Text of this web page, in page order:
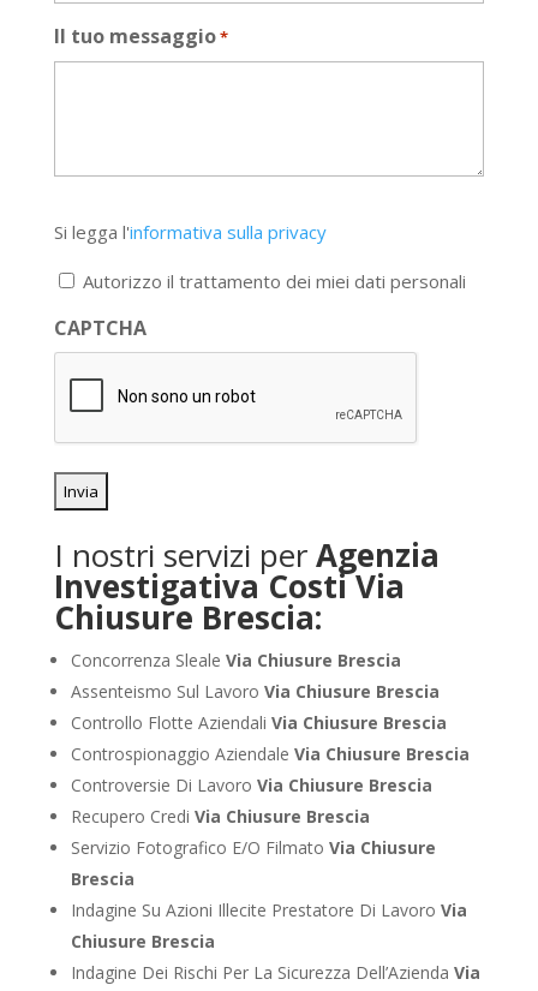
Il tuo messaggio*
legga
l'informativa
privacy
*
Si legga l'informativa sulla privacy
Autorizzo il trattamento dei miei dati personali
CAPTCHA
I nostri servizi perAgenzia
Investigativa Costi Via
Chiusure Brescia:
Concorrenza Sleale Via Chiusure Brescia
Assenteismo Sul Lavoro Via Chiusure Brescia
Controllo Flotte Aziendali Via Chiusure Brescia
Controspionaggio Aziendale Via Chiusure Brescia
Controversie Di Lavoro Via Chiusure Brescia
Recupero Credi Via Chiusure Brescia
Servizio Fotografico E/O Filmato Via Chiusure
Brescia
Indagine Su Azioni Illecite Prestatore Di Lavoro Via
Chiusure Brescia
Indagine Dei Rischi Per La Sicurezza Dell’Azienda Via